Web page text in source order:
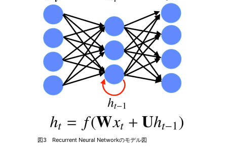
図3 Recurrent Neural Networkのモデル図